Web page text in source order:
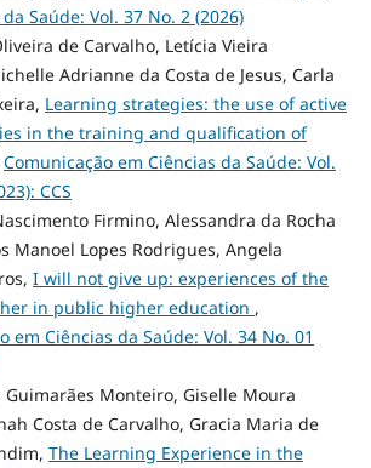
Saúde: Vol. 37 No. 2 (2026)
de Carvalho, Letícia Vieira
Adrianne da Costa de Jesus, Carla
Learning strategies: the use of active
in the training and qualification of
Comunicação em Ciências da Saúde: Vol.
CCS
Firmino, Alessandra da Rocha
Manoel Lopes Rodrigues, Angela
I will not give up: experiences of the
in public higher education ,
em Ciências da Saúde: Vol. 34 No. 01
Monteiro, Giselle Moura
Costa de Carvalho, Gracia Maria de
The Learning Experience in the